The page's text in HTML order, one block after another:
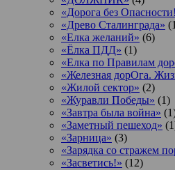
«Дорога без
«Древо Сталинграда»
«Елка желаний» (6)
«Ёлка ПДД» (1)
«Елка по Правилам
«Железная дорОга.
«Жилой сектор» (2)
«Журавли Победы» (1)
«Завтра была война»
«Заметный пешеход»
«Зарница» (3)
«Зарядка со стражем
«Засветись!» (12)